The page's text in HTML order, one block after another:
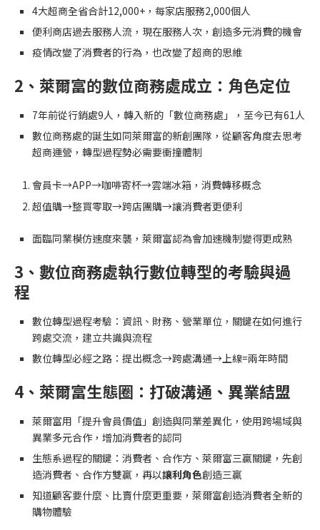
4大超商全省合計12,000+，每家店服務2,000個人
便利商店過去服務人流，現在服務人次，創造多元消費的機會
疫情改變了消費者的行為，也改變了超商的思維
2、萊爾富的數位商務處成立：角色定位
7年前從行銷處9人，轉入新的「數位商務處」，至今已有61人
數位商務處的誕生如同萊爾富的新創團隊，從顧客角度去思考
超商運營，轉型過程勢必需要衝撞體制
會員卡→APP→咖啡寄杯→雲端冰箱，消費轉移概念
超值購→整買零取→跨店團購→讓消費者更便利
面臨同業模仿速度來襲，萊爾富認為會加速機制變得更成熟
3、 數位商務處執行數位轉型的考驗與過
程
數位轉型過程考驗：資訊、財務、營業單位，關鍵在如何進行
跨處交流，建立共識與流程
數位轉型必經之路：提出概念→跨處溝通→上線=兩年時間
4、 萊爾富生態圈：打破溝通、異業結盟
萊爾富用「提升會員價值」創造與同業差異化，使用跨場域與
異業多元合作，增加消費者的認同
生態系過程的關鍵：消費者、合作方、萊爾富三贏關鍵，先創
造消費者、合作方雙贏，再以讓利角色創造三贏
知道顧客要什麼、比賣什麼更重要，萊爾富創造消費者全新的
購物體驗